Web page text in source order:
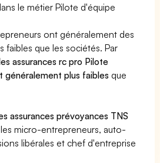
le métier Pilote d'équipe
ont généralement des
faibles que les sociétés. Par
assurances rc pro Pilote
généralement plus faibles que
assurances prévoyances TNS
micro-entrepreneurs, auto-
libérales et chef d'entreprise